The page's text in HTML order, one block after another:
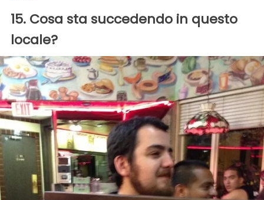
15. Cosa sta succedendo in questo
locale?